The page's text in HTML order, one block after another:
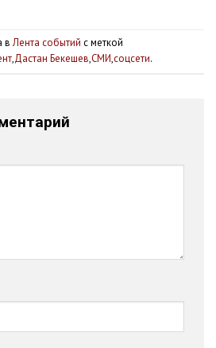
вЛента событий с меткой
,Дастан Бекешев,СМИ,соцсети.